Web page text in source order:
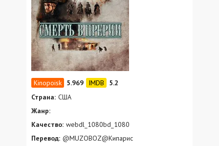
5.969
5.2
Страна: США
Жанр:
Качество: webdl_1080bd_1080
Перевод: @MUZOBOZ@Кипарис